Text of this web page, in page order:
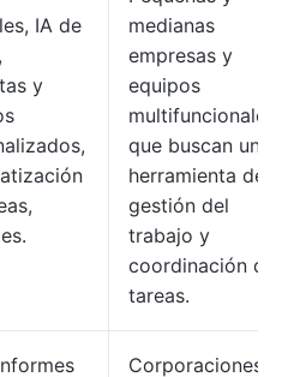
IA de
y
medianas
empresas y
equipos
multifuncionales
que buscan una
herramienta de
gestión del
trabajo y
coordinación de
tareas.
Corporaciones